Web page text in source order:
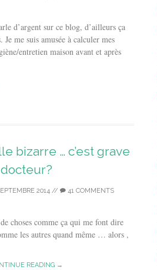
d’argent sur ce blog, d’ailleurs ça
me suis amusée à calculer mes
entretien maison avant et après
bizarre … c’est grave
docteur?
2014 // 41 COMMENTS
choses comme ça qui me font dire
les autres quand même … alors ,
READING →